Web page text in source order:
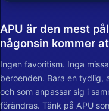
APU är den mest
någonsin kommer
Ingen favoritism. Inga
beroenden. Bara en tydlig,
och som anpassar sig i
förändras. Tänk på APU